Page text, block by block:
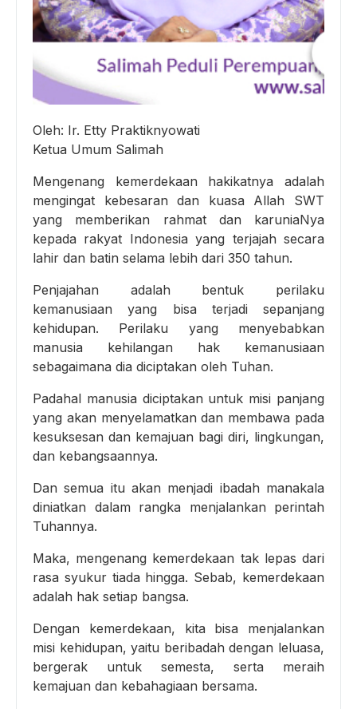
Oleh: Ir. Etty Praktiknyowati
Ketua Umum Salimah
Mengenang kemerdekaan hakikatnya adalah
mengingat kebesaran dan kuasa Allah SWT
yang memberikan rahmat dan karuniaNya
kepada rakyat Indonesia yang terjajah secara
lahir dan batin selama lebih dari 350 tahun.
Penjajahan adalah bentuk perilaku
kemanusiaan yang bisa terjadi sepanjang
kehidupan. Perilaku yang menyebabkan
manusia kehilangan hak kemanusiaan
sebagaimana dia diciptakan oleh Tuhan.
Padahal manusia diciptakan untuk misi panjang
yang akan menyelamatkan dan membawa pada
kesuksesan dan kemajuan bagi diri, lingkungan,
dan kebangsaannya.
Dan semua itu akan menjadi ibadah manakala
diniatkan dalam rangka menjalankan perintah
Tuhannya.
Maka, mengenang kemerdekaan tak lepas dari
rasa syukur tiada hingga. Sebab, kemerdekaan
adalah hak setiap bangsa.
Dengan kemerdekaan, kita bisa menjalankan
misi kehidupan, yaitu beribadah dengan leluasa,
bergerak untuk semesta, serta meraih
kemajuan dan kebahagiaan bersama.